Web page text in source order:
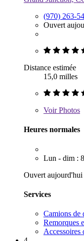
(970) 263-
Ouvert
Distance estimée
15,0 milles
VoirPhotos
Heures normales
Lun - dim :
Ouvert aujourd'hui
Services
Camions de
Remorques
Accessoires